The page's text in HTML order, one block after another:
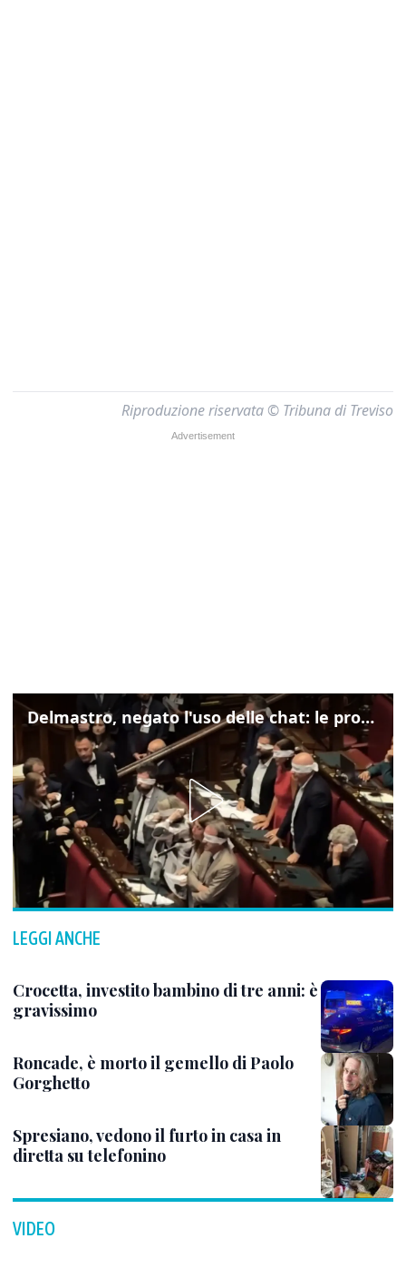
Riproduzione riservata © Tribuna di Treviso
Delmastro, negato l'uso delle chat: le proteste di Avs e M5s
LEGGI ANCHE
Crocetta, investito bambino di tre anni: è
gravissimo
Roncade, è morto il gemello di Paolo
Gorghetto
Spresiano, vedono il furto in casa in
diretta su telefonino
VIDEO